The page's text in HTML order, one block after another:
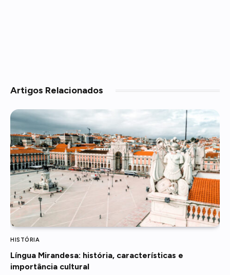
Artigos Relacionados
HISTÓRIA
Língua Mirandesa: história, características e
importância cultural